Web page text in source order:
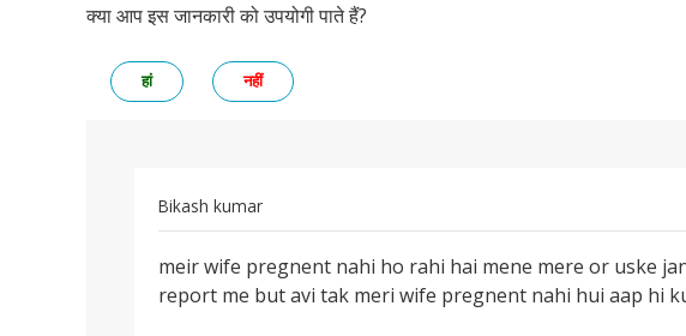
क्या आप इस जानकारी को उपयोगी पाते हैं?
हां नहीं
Bikash kumar
meir
wife
meir wife pregnent nahi ho rahi hai mene mere or uske
report me but avi tak meri wife pregnent nahi hui aap hi